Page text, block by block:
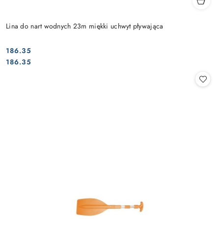
Lina do nart wodnych 23m miękki uchwyt pływająca
Cena:
186.35
Cena:
186.35